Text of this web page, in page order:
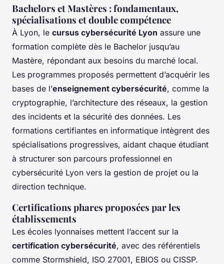
Bachelors et Mastères : fondamentaux,
spécialisations et double compétence
À Lyon, le cursus cybersécurité Lyon assure une
formation complète dès le Bachelor jusqu’au
Mastère, répondant aux besoins du marché local.
Les programmes proposés permettent d’acquérir les
bases de l’enseignement cybersécurité, comme la
cryptographie, l’architecture des réseaux, la gestion
des incidents et la sécurité des données. Les
formations certifiantes en informatique intègrent des
spécialisations progressives, aidant chaque étudiant
à structurer son parcours professionnel en
cybersécurité Lyon vers la gestion de projet ou la
direction technique.
Certifications phares proposées par les
établissements
Les écoles lyonnaises mettent l’accent sur la
certification cybersécurité, avec des référentiels
comme Stormshield, ISO 27001, EBIOS ou CISSP.